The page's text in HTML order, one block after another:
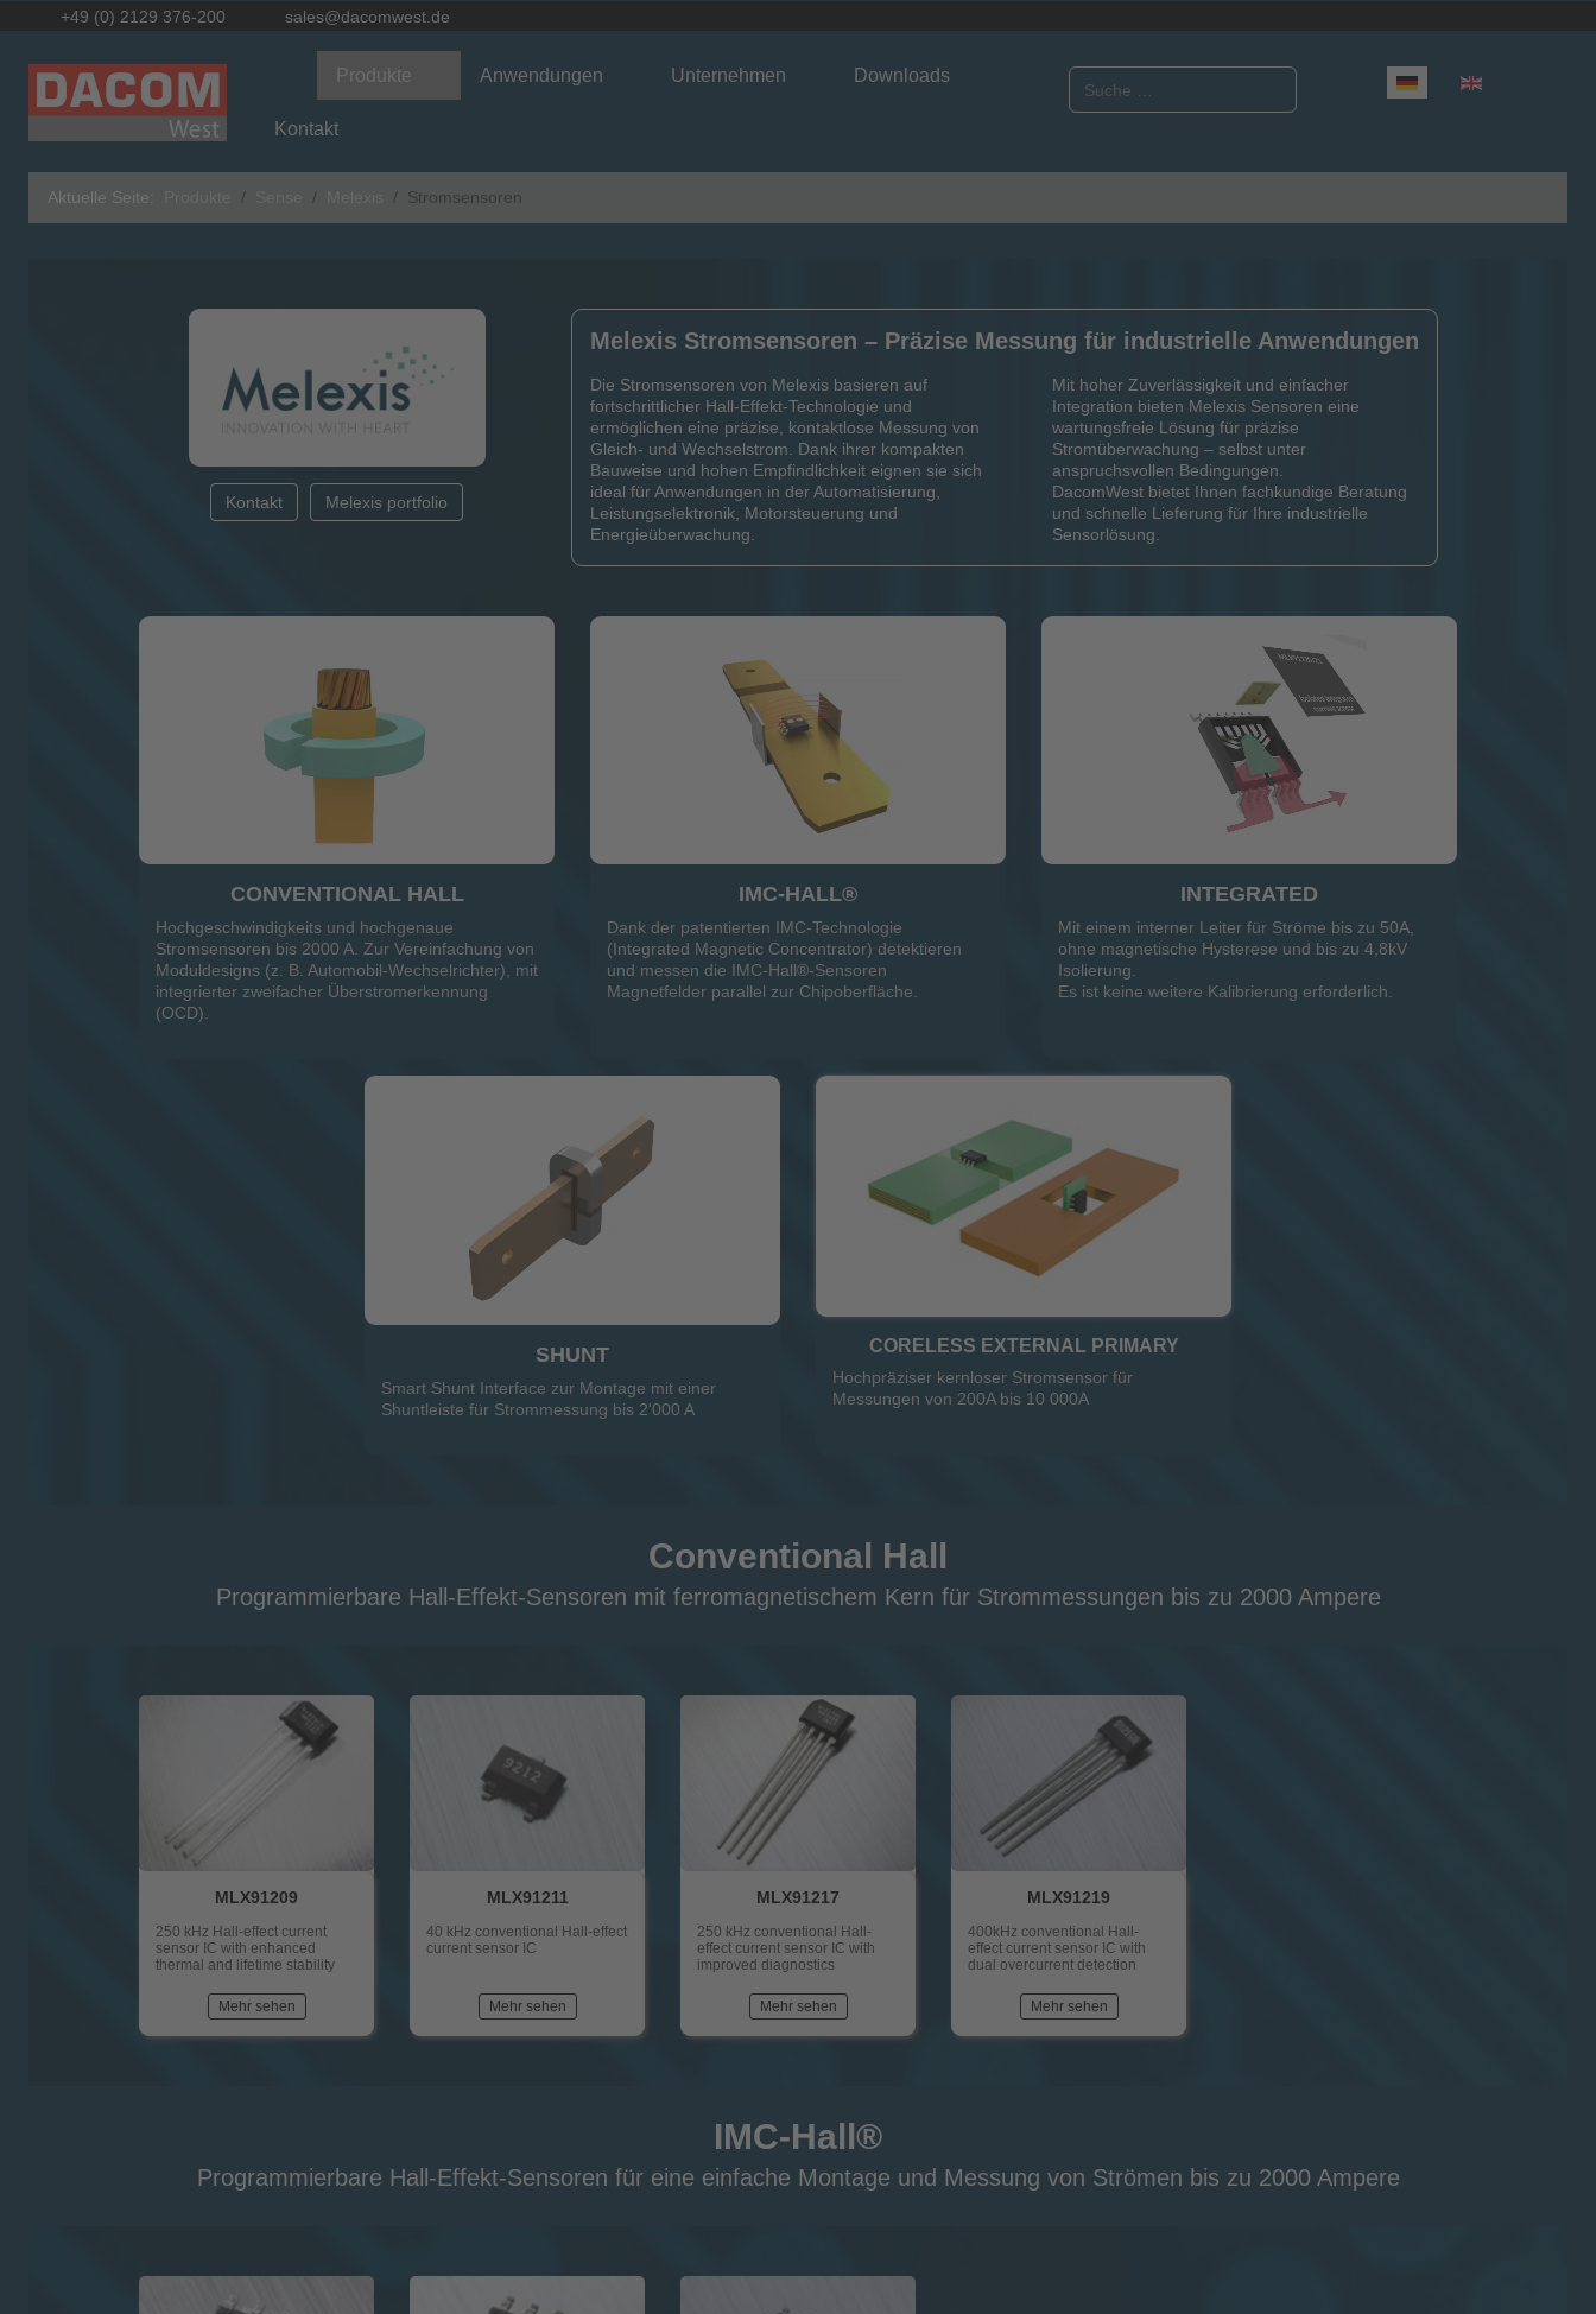
+49 (0) 2129 376-200 sales@dacomwest.de
Produkte Anwendungen Unternehmen Downloads
Kontakt
Sprache auswählen
Aktuelle Seite: Stromsensoren
Kontakt Melexis portfolio
Melexis Stromsensoren – Präzise Messung für industrielle Anwendungen
Die Stromsensoren von Melexis basieren auf
fortschrittlicher Hall-Effekt-Technologie und
ermöglichen eine präzise, kontaktlose Messung von
Gleich- und Wechselstrom. Dank ihrer kompakten
Bauweise und hohen Empfindlichkeit eignen sie sich
ideal für Anwendungen in der Automatisierung,
Leistungselektronik, Motorsteuerung und
Energieüberwachung.
Mit hoher Zuverlässigkeit und einfacher
Integration bieten Melexis Sensoren eine
wartungsfreie Lösung für präzise
Stromüberwachung – selbst unter
anspruchsvollen Bedingungen.
DacomWest bietet Ihnen fachkundige Beratung
und schnelle Lieferung für Ihre industrielle
Sensorlösung.
CONVENTIONAL HALL
Hochgeschwindigkeits und hochgenaue
Stromsensoren bis 2000 A. Zur Vereinfachung von
Moduldesigns (z. B. Automobil-Wechselrichter), mit
integrierter zweifacher Überstromerkennung
(OCD).
IMC-HALL®
Dank der patentierten IMC-Technologie
(Integrated Magnetic Concentrator) detektieren
und messen die IMC-Hall®-Sensoren
Magnetfelder parallel zur Chipoberfläche.
INTEGRATED
Mit einem interner Leiter für Ströme bis zu 50A,
ohne magnetische Hysterese und bis zu 4,8kV
Isolierung.
Es ist keine weitere Kalibrierung erforderlich.
SHUNT
Smart Shunt Interface zur Montage mit einer
Shuntleiste für Strommessung bis 2'000 A
CORELESS EXTERNAL PRIMARY
Hochpräziser kernloser Stromsensor für
Messungen von 200A bis 10 000A
Conventional Hall
Programmierbare Hall-Effekt-Sensoren mit ferromagnetischem Kern für Strommessungen bis zu 2000 Ampere
MLX91209
250 kHz Hall-effect current
sensor IC with enhanced
thermal and lifetime stability
Mehr sehen
MLX91211
40 kHz conventional Hall-effect
current sensor IC
Mehr sehen
MLX91217
250 kHz conventional Hall-
effect current sensor IC with
improved diagnostics
Mehr sehen
MLX91219
400kHz conventional Hall-
effect current sensor IC with
dual overcurrent detection
Mehr sehen
IMC-Hall®
Programmierbare Hall-Effekt-Sensoren für eine einfache Montage und Messung von Strömen bis zu 2000 Ampere